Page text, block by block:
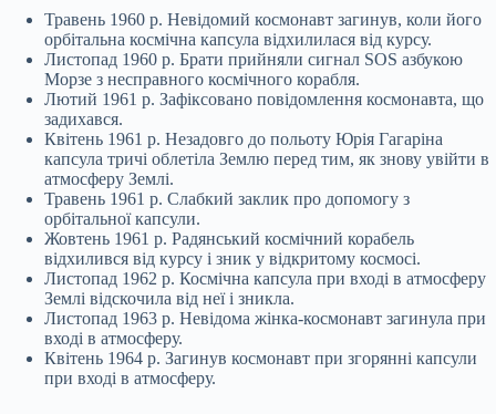
Травень 1960 р. Невідомий космонавт загинув, коли його
орбітальна космічна капсула відхилилася від курсу.
Листопад 1960 р. Брати прийняли сигнал SOS азбукою
Морзе з несправного космічного корабля.
Лютий 1961 р. Зафіксовано повідомлення космонавта, що
задихався.
Квітень 1961 р. Незадовго до польоту Юрія Гагаріна
капсула тричі облетіла Землю перед тим, як знову увійти в
атмосферу Землі.
Травень 1961 р. Слабкий заклик про допомогу з
орбітальної капсули.
Жовтень 1961 р. Радянський космічний корабель
відхилився від курсу і зник у відкритому космосі.
Листопад 1962 р. Космічна капсула при вході в атмосферу
Землі відскочила від неї і зникла.
Листопад 1963 р. Невідома жінка-космонавт загинула при
вході в атмосферу.
Квітень 1964 р. Загинув космонавт при згорянні капсули
при вході в атмосферу.